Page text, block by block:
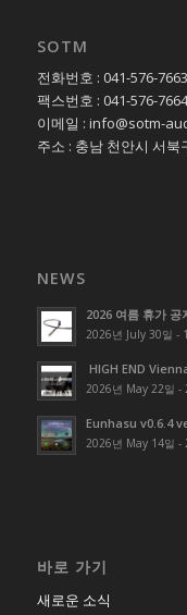
SOTM
전화번호 : 041-576-7663
팩스번호 : 041-576-7664
이메일 : info@sotm-
주소 : 충남 천안시 서북
NEWS
2026 여름 휴가 공
2026년 July 30일 -
HIGH END
2026년 May 22일 -
Eunhasu v0.6.4
2026년 May 14일 -
바로 가기
새로운 소식